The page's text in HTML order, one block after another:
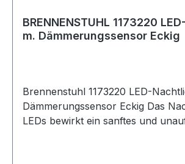
BRENNENSTUHL 1173220
m. Dämmerungssensor Eckig
Brennenstuhl 1173220 LED-
Dämmerungssensor Eckig Das Nachtlicht mit 2
LEDs bewirkt ein sanftes und